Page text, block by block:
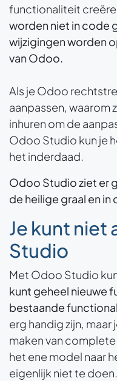
functionaliteit
worden niet in code
wijzigingen worden
van Odoo.
Als je Odoo
aanpassen, waarom
inhuren om de
Odoo Studio kun je
het inderdaad.
Odoo Studio ziet er
de heilige graal en in
Je kunt niet
Studio
Met Odoo Studio
kunt geheel nieuwe
bestaande
erg handig zijn, maar
maken van
het ene model naar
eigenlijk niet te